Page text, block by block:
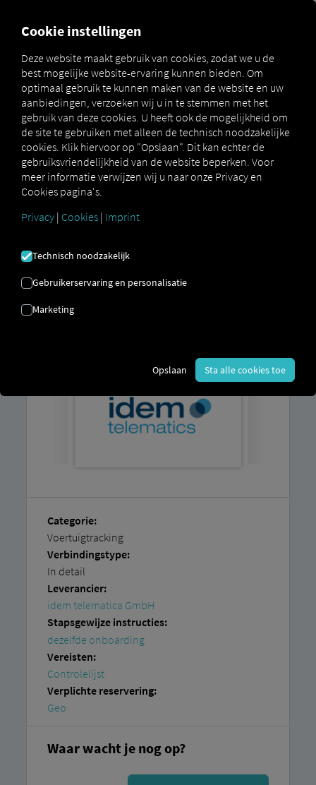
Marketplace Connectors Idem Connect
IDEM CONNECT
idem telematics GmbH
platformen geef hun locatie weer op de
en minimaal één compatibel voertuig
Categorie:
Voertuigtracking
Verbindingstype:
In detail
Leverancier:
idem telematica GmbH
Stapsgewijze instructies:
dezelfde onboarding
Vereisten:
Controlelijst
Verplichte reservering:
Geo
Waar wacht je nog op?
Cookie instellingen
Deze website maakt gebruik van cookies, zodat we u de
best mogelijke website-ervaring kunnen bieden. Om
optimaal gebruik te kunnen maken van de website en uw
aanbiedingen, verzoeken wij u in te stemmen met het
gebruik van deze cookies. U heeft ook de mogelijkheid om
de site te gebruiken met alleen de technisch noodzakelijke
cookies. Klik hiervoor op "Opslaan". Dit kan echter de
gebruiksvriendelijkheid van de website beperken. Voor
meer informatie verwijzen wij u naar onze Privacy en
Cookies pagina's.
Privacy | Cookies | Imprint
Technisch noodzakelijk
Gebruikerservaring en personalisatie
Marketing
Opslaan Sta alle cookies toe